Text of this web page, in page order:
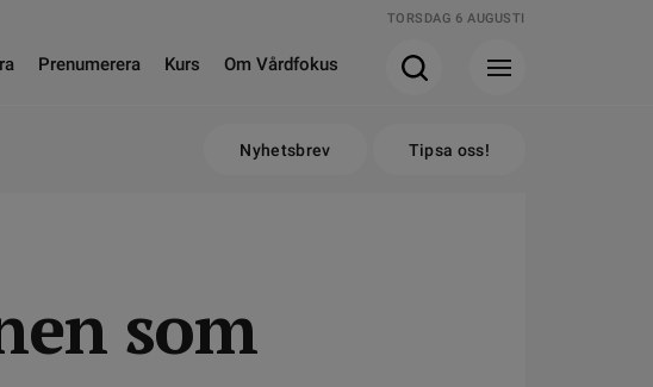
TORSDAG 6 AUGUSTI
Prenumerera Kurs Om Vårdfokus
Nyhetsbrev Tipsa oss!
som